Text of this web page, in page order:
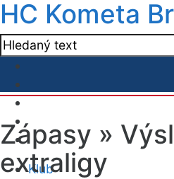
HC Kometa
Klub
Zápasy »
extraligy